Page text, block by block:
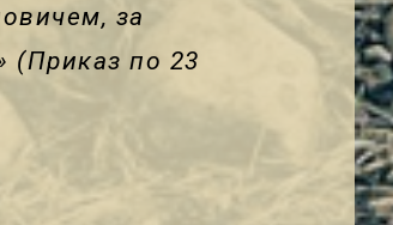
за
(Приказ по 23